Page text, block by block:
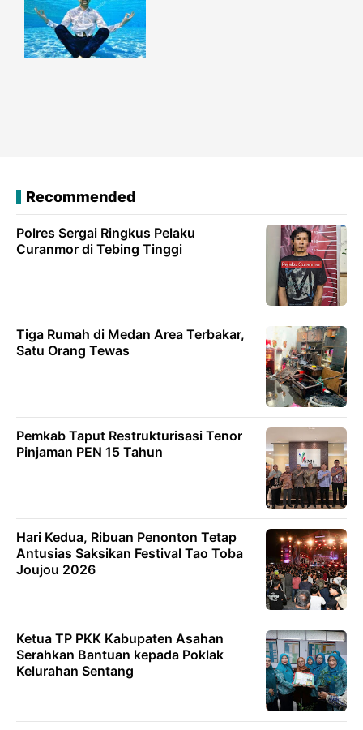
Recommended
Polres Sergai Ringkus Pelaku
Curanmor di Tebing Tinggi
Tiga Rumah di Medan Area Terbakar,
Satu Orang Tewas
Pemkab Taput Restrukturisasi Tenor
Pinjaman PEN 15 Tahun
Hari Kedua, Ribuan Penonton Tetap
Antusias Saksikan Festival Tao Toba
Joujou 2026
Ketua TP PKK Kabupaten Asahan
Serahkan Bantuan kepada Poklak
Kelurahan Sentang